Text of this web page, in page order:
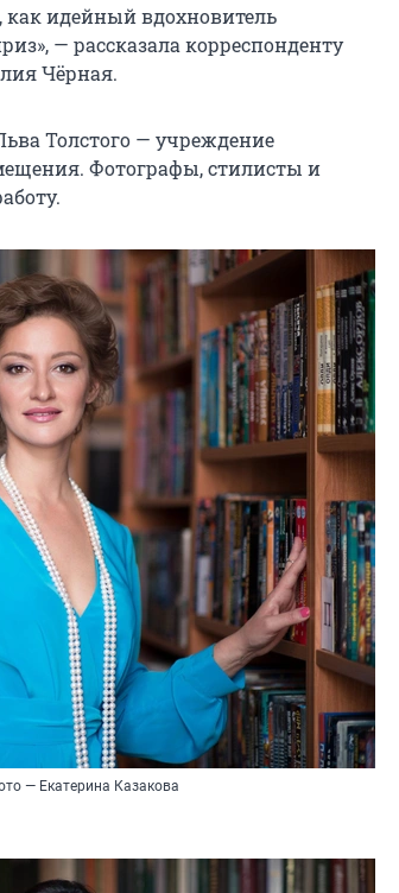
как идейный вдохновитель
— рассказала корреспонденту
Чёрная.
Толстого — учреждение
Фотографы, стилисты и
— Екатерина Казакова